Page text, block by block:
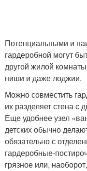
Потенциальными и
гардеробной могут
другой жилой
ниши и даже лоджии.
Можно совместить
их разделяет стена
Еще удобнее узел
детских обычно
обязательно с
гардеробные-
грязное или,